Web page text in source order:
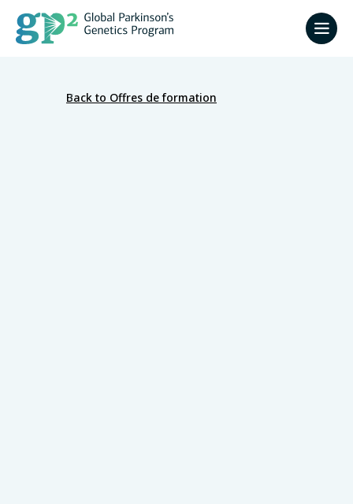
Back to Offres de formation